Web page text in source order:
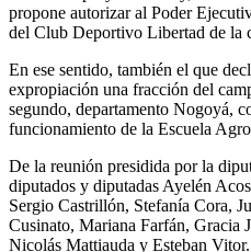
propone autorizar al Poder
del Club Deportivo Libertad de la
En ese sentido, también el que
expropiación una fracción del
segundo, departamento Nogoyá,
funcionamiento de la Escuela
De la reunión presidida por la
diputados y diputadas Ayelén
Sergio Castrillón, Stefanía Cora,
Cusinato, Mariana Farfán, Gracia
Nicolás Mattiauda y Esteban Vitor.